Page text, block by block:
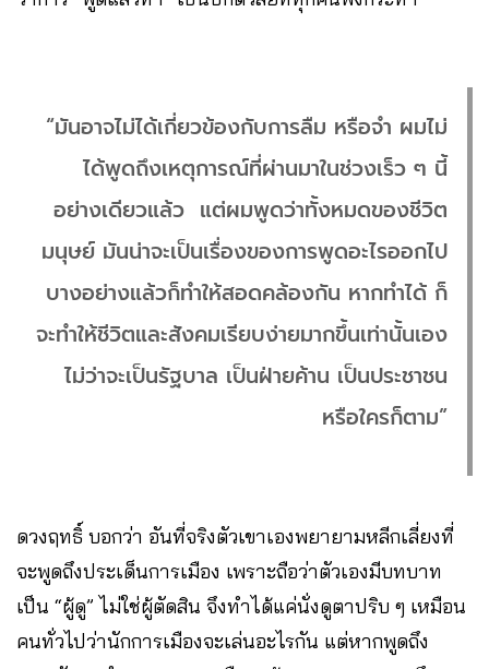
“มันอาจไม่ได้เกี่ยวข้องกับการลืม หรือจำ ผมไม่
ได้พูดถึงเหตุการณ์ที่ผ่านมาในช่วงเร็ว ๆ นี้
อย่างเดียวแล้ว แต่ผมพูดว่าทั้งหมดของชีวิต
มนุษย์ มันน่าจะเป็นเรื่องของการพูดอะไรออกไป
บางอย่างแล้วก็ทำให้สอดคล้องกัน หากทำได้ ก็
จะทำให้ชีวิตและสังคมเรียบง่ายมากขึ้นเท่านั้นเอง
ไม่ว่าจะเป็นรัฐบาล เป็นฝ่ายค้าน เป็นประชาชน
หรือใครก็ตาม”
ดวงฤทธิ์ บอกว่า อันที่จริงตัวเขาเองพยายามหลีกเลี่ยงที่
จะพูดถึงประเด็นการเมือง เพราะถือว่าตัวเองมีบทบาท
เป็น “ผู้ดู” ไม่ใช่ผู้ตัดสิน จึงทำได้แค่นั่งดูตาปริบ ๆ เหมือน
คนทั่วไปว่านักการเมืองจะเล่นอะไรกัน แต่หากพูดถึง